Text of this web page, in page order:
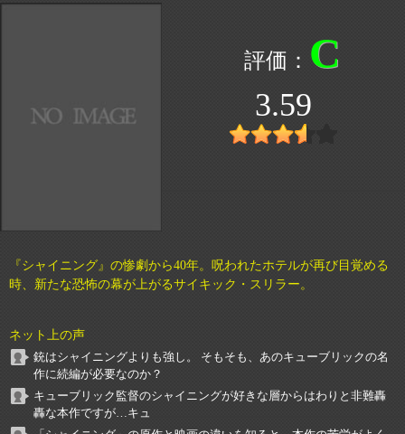
C
3.59
『シャイニング』の惨劇から40年。呪われたホテルが再び目覚める
時、新たな恐怖の幕が上がるサイキック・スリラー。
ネット上の声
銃はシャイニングよりも強し。 そもそも、あのキューブリックの名
作に続編が必要なのか？
キューブリック監督のシャイニングが好きな層からはわりと非難轟
轟な本作ですが…キュ